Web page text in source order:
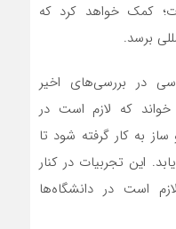
کمک خواهد کرد که
برسد.
در بررسی‌های اخیر
که لازم است در
به کار گرفته شود تا
این تجربیات در کنار
است در دانشگاه‌ها